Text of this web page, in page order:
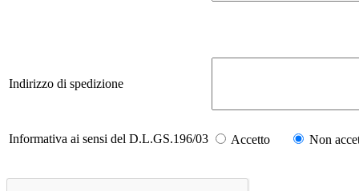
Indirizzo di spedizione
Informativa ai sensi del D.L.GS.196/03 Accetto Non